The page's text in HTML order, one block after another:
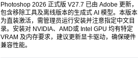
Photoshop 2026 正式版 V27.7 已由 Adobe 更新，
包含移除工具及离线版本的生成式 AI 模型。本版本
为直装激活，需管理员运行安装并注意指定中文目
录。安装对 NVIDIA、AMD或 Intel GPU 均有特定
VRAM 及内存要求，建议更新显卡驱动，确保硬件
兼容性能。